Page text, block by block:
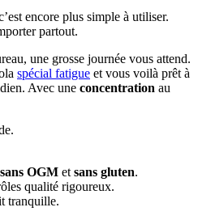
encore plus simple à utiliser.
partout.
une grosse journée vous attend.
spécial fatigue et vous voilà prêt à
Avec une concentration au
sans OGM et sans gluten.
qualité rigoureux.
tranquille.